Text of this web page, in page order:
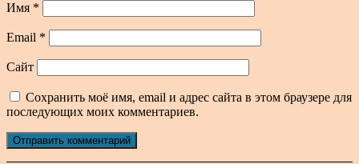
Имя *
Email *
Сайт
Сохранить моё имя, email и адрес сайта в этом браузере для
последующих моих комментариев.